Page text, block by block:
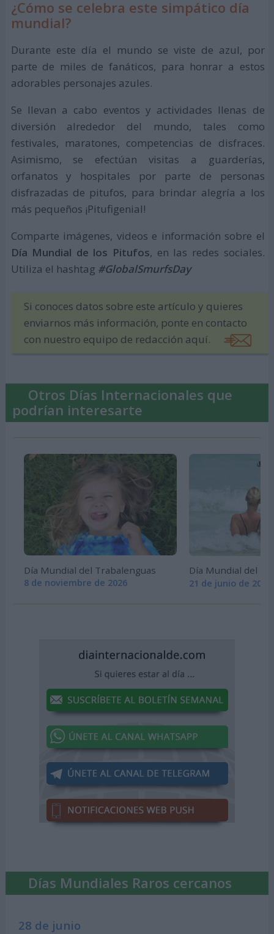
¿Cómo se celebra este simpático día
mundial?
Durante este día el mundo se viste de azul, por
parte de miles de fanáticos, para honrar a estos
adorables personajes azules.
Se llevan a cabo eventos y actividades llenas de
diversión alrededor del mundo, tales como
festivales, maratones, competencias de disfraces.
Asimismo, se efectúan visitas a guarderías,
orfanatos y hospitales por parte de personas
disfrazadas de pitufos, para brindar alegría a los
más pequeños ¡Pitufigenial!
Comparte imágenes, videos e información sobre el
Día Mundial de los Pitufos, en las redes sociales.
Utiliza el hashtag #GlobalSmurfsDay
Si conoces datos sobre este artículo y quieres
enviarnos más información, ponte en contacto
con nuestro equipo de redacción aquí.
Otros Días Internacionales que
podrían interesarte
Día Mundial del Trabalenguas
8 de noviembre de 2026
Día Mundial del
21 de junio de 2026
Días Mundiales Raros cercanos
28 de junio